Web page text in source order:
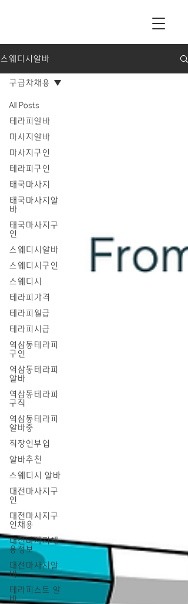
스웨디시알바
All Posts
테라피알바
마사지알바
마사지구인
테라피구인
태국마사지
태국마사지알
바
태국마사지구
인
스웨디시알바
스웨디시구인
스웨디시
테라피가격
테라피월급
테라피시급
역삼동테라피
구인
역삼동테라피
알바
역삼동테라피
구직
역삼동테라피
알바중
직장인부업
알바추천
스웨디시 알바
대전마사지구
인
대전마사지구
인채용
대전마사지채
용정보
대전마사지알
바
테라피스트 알
바
구급차채용